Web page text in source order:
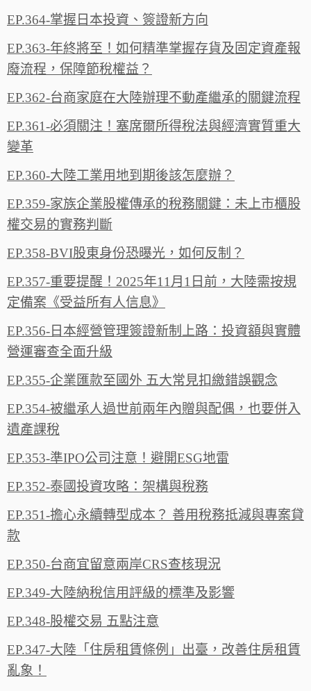
EP.364-掌握日本投資、簽證新方向
EP.363-年終將至！如何精準掌握存貨及固定資產報
廢流程，保障節稅權益？
EP.362-台商家庭在大陸辦理不動產繼承的關鍵流程
EP.361-必須關注！塞席爾所得稅法與經濟實質重大
變革
EP.360-大陸工業用地到期後該怎麼辦？
EP.359-家族企業股權傳承的稅務關鍵：未上市櫃股
權交易的實務判斷
EP.358-BVI股東身份恐曝光，如何反制？
EP.357-重要提醒！2025年11月1日前，大陸需按規
定備案《受益所有人信息》
EP.356-日本經營管理簽證新制上路：投資額與實體
營運審查全面升級
EP.355-企業匯款至國外 五大常見扣繳錯誤觀念
EP.354-被繼承人過世前兩年內贈與配偶，也要併入
遺產課稅
EP.353-準IPO公司注意！避開ESG地雷
EP.352-泰國投資攻略：架構與稅務
EP.351-擔心永續轉型成本？ 善用稅務抵減與專案貸
款
EP.350-台商宜留意兩岸CRS查核現況
EP.349-大陸納稅信用評級的標準及影響
EP.348-股權交易 五點注意
EP.347-大陸「住房租賃條例」出臺，改善住房租賃
亂象！